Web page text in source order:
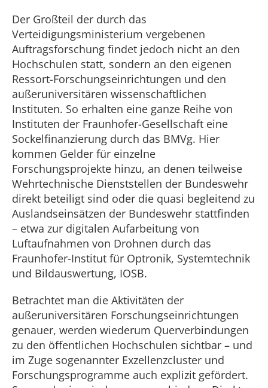
Der Großteil der durch das
Verteidigungsministerium vergebenen
Auftragsforschung findet jedoch nicht an den
Hochschulen statt, sondern an den eigenen
Ressort-Forschungseinrichtungen und den
außeruniversitären wissenschaftlichen
Instituten. So erhalten eine ganze Reihe von
Instituten der Fraunhofer-Gesellschaft eine
Sockelfinanzierung durch das BMVg. Hier
kommen Gelder für einzelne
Forschungsprojekte hinzu, an denen teilweise
Wehrtechnische Dienststellen der Bundeswehr
direkt beteiligt sind oder die quasi begleitend zu
Auslandseinsätzen der Bundeswehr stattfinden
– etwa zur digitalen Aufarbeitung von
Luftaufnahmen von Drohnen durch das
Fraunhofer-Institut für Optronik, Systemtechnik
und Bildauswertung, IOSB.
Betrachtet man die Aktivitäten der
außeruniversitären Forschungseinrichtungen
genauer, werden wiederum Querverbindungen
zu den öffentlichen Hochschulen sichtbar – und
im Zuge sogenannter Exzellenzcluster und
Forschungsprogramme auch explizit gefördert.